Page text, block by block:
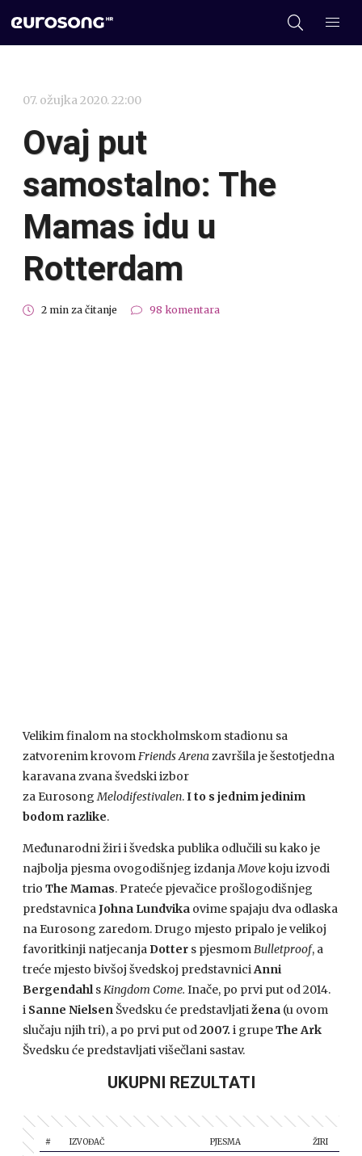
07. ožujka 2020. 22:00
Ovaj put
samostalno: The
Mamas idu u
Rotterdam
2 min za čitanje 98 komentara
Velikim finalom na stockholmskom stadionu sa
zatvorenim krovomFriends Arenazavršila je šestotjedna
karavana zvana švedski izbor
za EurosongMelodifestivalen.I to s jednim jedinim
bodom razlike.
Međunarodni žiri i švedska publika odlučili su kako je
najbolja pjesma ovogodišnjeg izdanjaMovekoju izvodi
trio The Mamas. Prateće pjevačice prošlogodišnjeg
predstavnicaJohna Lundvika ovime spajaju dva odlaska
na Eurosong zaredom. Drugo mjesto pripalo je velikoj
favoritkinji natjecanja Dotter s pjesmomBulletproof, a
treće mjesto bivšoj švedskoj predstavniciAnni
BergendahlsKingdom Come. Inače, po prvi put od 2014.
i Sanne Nielsen Švedsku će predstavljatižena (u ovom
slučaju njih tri), a po prvi put od2007. i grupeThe Ark
Švedsku će predstavljati višečlani sastav.
UKUPNI REZULTATI
# IZVOĐAČ PJESMA ŽIRI